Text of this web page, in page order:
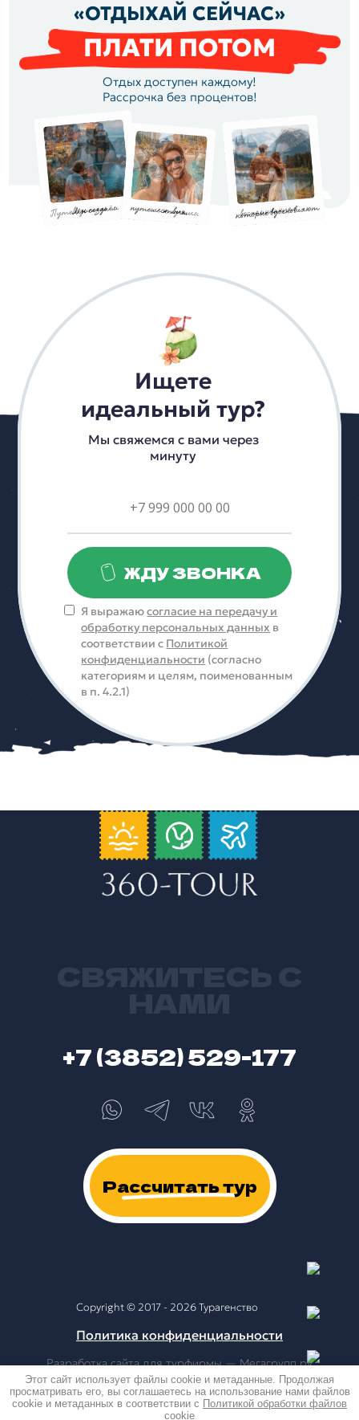
«ОТДЫХАЙ СЕЙЧАС»
ПЛАТИ ПОТОМ
Отдых доступен каждому!
Рассрочка без процентов!
Ищете
идеальный тур?
Мы свяжемся с вами через
минуту
ЖДУ ЗВОНКА
Я выражаюсогласие на передачу и
обработку персональных данных в
соответствии с Политикой
конфиденциальности (согласно
категориям и целям, поименованным
в п. 4.2.1)
+7 (3852) 529-177
Рассчитать тур
Copyright © 2017 - 2026 Турагенство
Политика конфиденциальности
Этот сайт использует файлы cookie и метаданные. Продолжая
просматривать его, вы соглашаетесь на использование нами файлов
cookie и метаданных в соответствии с Политикой обработки файлов
cookie
Разработка сайта для турфирмы— Мегагрупп.ру